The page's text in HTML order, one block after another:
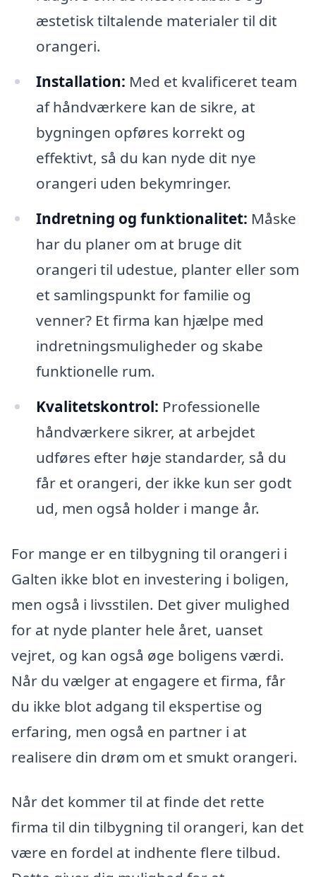
æstetisk tiltalende materialer til dit
orangeri.
Installation: Med et kvalificeret team
af håndværkere kan de sikre, at
bygningen opføres korrekt og
effektivt, så du kan nyde dit nye
orangeri uden bekymringer.
Indretning og funktionalitet: Måske
har du planer om at bruge dit
orangeri til udestue, planter eller som
et samlingspunkt for familie og
venner? Et firma kan hjælpe med
indretningsmuligheder og skabe
funktionelle rum.
Kvalitetskontrol: Professionelle
håndværkere sikrer, at arbejdet
udføres efter høje standarder, så du
får et orangeri, der ikke kun ser godt
ud, men også holder i mange år.
For mange er en tilbygning til orangeri i
Galten ikke blot en investering i boligen,
men også i livsstilen. Det giver mulighed
for at nyde planter hele året, uanset
vejret, og kan også øge boligens værdi.
Når du vælger at engagere et firma, får
du ikke blot adgang til ekspertise og
erfaring, men også en partner i at
realisere din drøm om et smukt orangeri.
Når det kommer til at finde det rette
firma til din tilbygning til orangeri, kan det
være en fordel at indhente flere tilbud.